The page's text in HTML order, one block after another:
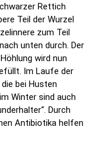
Rettich
Teil der Wurzel
zum Teil
unten durch. Der
wird nun
Im Laufe der
bei Husten
Winter sind auch
Durch
Antibiotika helfen